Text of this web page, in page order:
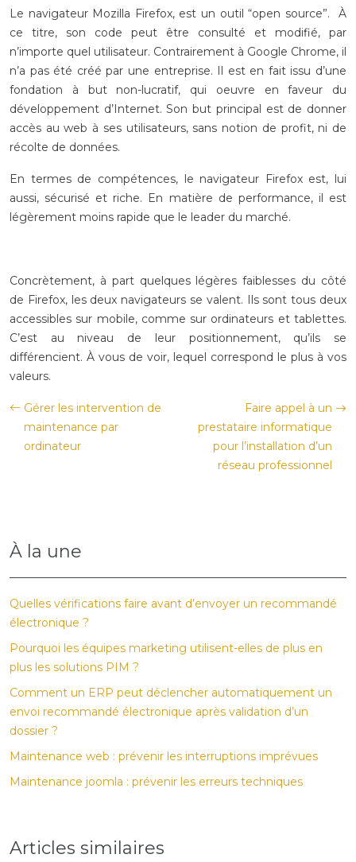
Le navigateurMozilla Firefox, est un outil “open source”.
À
ce titre, son code peut être consulté et modifié, par
n’importe quel utilisateur. Contrairement à Google Chrome, il
n’a pas été créé par une entreprise. Il est en fait issu d’une
fondation à but non-lucratif, qui oeuvre en faveur du
développement d’Internet. Son but principal est de donner
accès au web à ses utilisateurs, sans notion de profit, ni de
récolte de données.
En termes de compétences, le navigateur Firefox est, lui
aussi, sécurisé et riche. En matière de performance, il est
légèrement moins rapide que le leader du marché.
Concrètement, à part quelques légères faiblesses du côté
de Firefox, les deux navigateurs se valent. Ils sont tous deux
accessibles sur mobile, comme sur ordinateurs ettablettes.
C’est au niveau de leur positionnement, qu’ils se
différencient. À vous de voir, lequel correspond le plus à vos
valeurs.
Gérer les intervention de
maintenance par
ordinateur
Faire appel à un
prestataire informatique
pour l’installation d’un
réseau professionnel
À la une
Quelles vérifications faire avant d’envoyer un recommandé
électronique ?
Pourquoi les équipes marketing utilisent-elles de plus en
plus les solutions PIM ?
Comment un ERP peut déclencher automatiquement un
envoi recommandé électronique après validation d’un
dossier ?
Maintenance web : prévenir les interruptions imprévues
Maintenance joomla : prévenir les erreurs techniques
Articles similaires